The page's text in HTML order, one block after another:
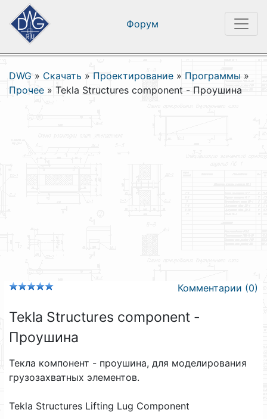
Форум
DWG » Скачать » Проектирование » Программы »
Прочее » Tekla Structures component - Проушина
Комментарии (0)
Tekla Structures component -
Проушина
Текла компонент - проушина, для моделирования
грузозахватных элементов.
Tekla Structures Lifting Lug Component